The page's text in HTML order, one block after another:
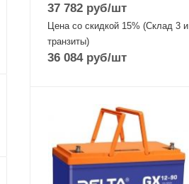
37 782 руб/шт
Цена со скидкой 15% (Склад 3 и
транзиты)
36 084руб/шт